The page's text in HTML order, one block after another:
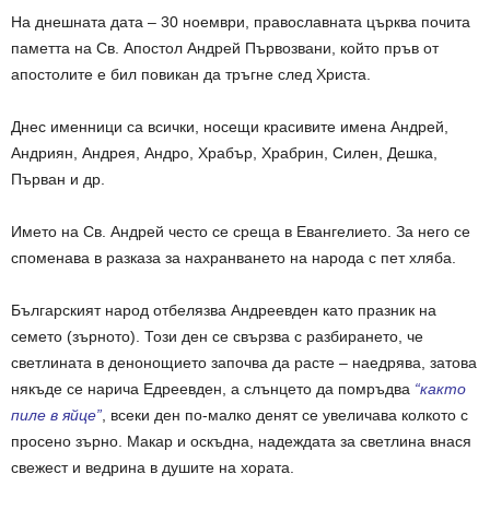
На днешната дата – 30 ноември, православната църква почита
паметта на Св. Апостол Андрей Първозвани, който пръв от
апостолите е бил повикан да тръгне след Христа.
Днес именници са всички, носещи красивите имена Андрей,
Андриян, Андрея, Андро, Храбър, Храбрин, Силен, Дешка,
Първан и др.
Името на Св. Андрей често се среща в Евангелието. За него се
споменава в разказа за нахранването на народа с пет хляба.
Българският народ отбелязва Андреевден като празник на
семето (зърното). Този ден се свързва с разбирането, че
светлината в денонощието започва да расте – наедрява, затова
някъде се нарича Едреевден, а слънцето да помръдва “както
пиле в яйце”, всеки ден по-малко денят се увеличава колкото с
просено зърно. Макар и оскъдна, надеждата за светлина внася
свежест и ведрина в душите на хората.